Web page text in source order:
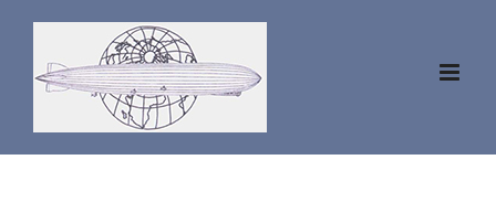
springen